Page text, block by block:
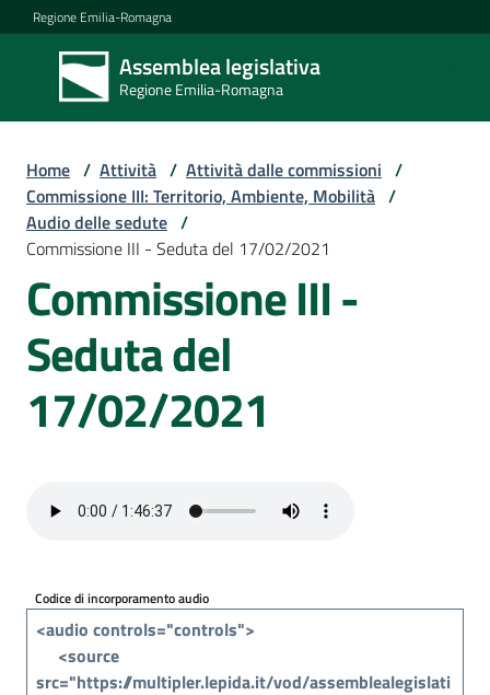
Vai al contenuto
Vai alla navigazione
Vai al footer
Regione Emilia-Romagna
Assemblea legislativa
Regione Emilia-Romagna
Assemblea
legislativa
Regione Emilia-
Assemblea
Attività
Argomenti
Per
cittadini
Home / Attività / Attività dalle commissioni /
Commissione III: Territorio, Ambiente, Mobilità /
Audio delle sedute /
Commissione III - Seduta del 17/02/2021
Commissione III -
Seduta del
17/02/2021
Codice di incorporamento audio